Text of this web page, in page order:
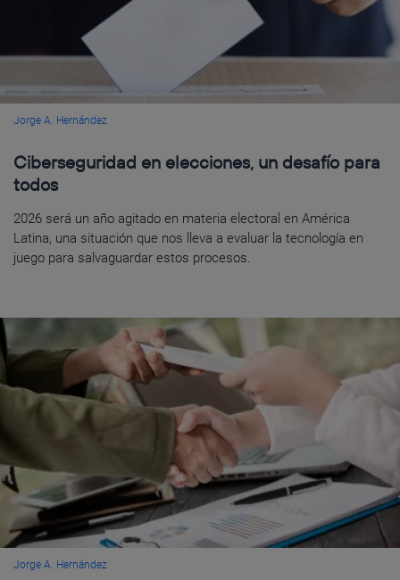
Jorge A. Hernández
Ciberseguridad en elecciones, un desafío para
todos
2026 será un año agitado en materia electoral en América
Latina, una situación que nos lleva a evaluar la tecnología en
juego para salvaguardar estos procesos.
Jorge A. Hernández